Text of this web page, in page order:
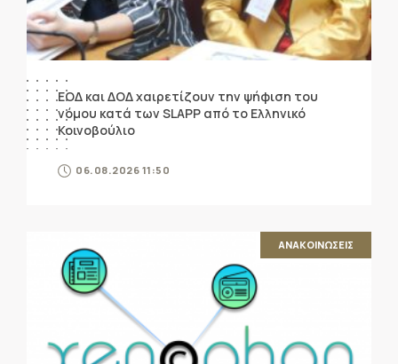
ΕΟΔ και ΔΟΔ χαιρετίζουν την ψήφιση του
νόμου κατά των SLAPP από το Ελληνικό
Κοινοβούλιο
06.08.2026 11:50
ΑΝΑΚΟΙΝΩΣΕΙΣ